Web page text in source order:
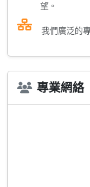
望。
我們廣泛的
專業網絡